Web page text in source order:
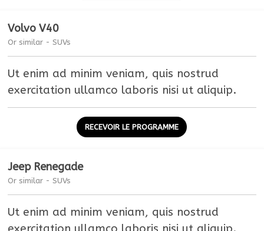
Volvo V40
Or similar - SUVs
Ut enim ad minim veniam, quis nostrud
exercitation ullamco laboris nisi ut aliquip.
RECEVOIR LE PROGRAMME
Jeep Renegade
Or similar - SUVs
Ut enim ad minim veniam, quis nostrud